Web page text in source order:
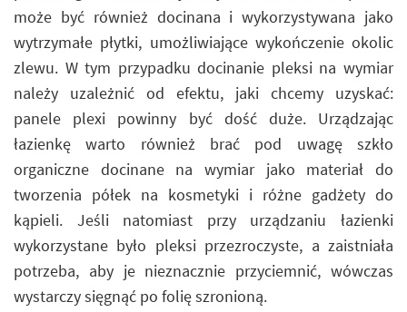
może być również docinana i wykorzystywana jako
wytrzymałe płytki, umożliwiające wykończenie okolic
zlewu. W tym przypadku docinanie pleksi na wymiar
należy uzależnić od efektu, jaki chcemy uzyskać:
panele plexi powinny być dość duże. Urządzając
łazienkę warto również brać pod uwagę szkło
organiczne docinane na wymiar jako materiał do
tworzenia półek na kosmetyki i różne gadżety do
kąpieli. Jeśli natomiast przy urządzaniu łazienki
wykorzystane było pleksi przezroczyste, a zaistniała
potrzeba, aby je nieznacznie przyciemnić, wówczas
wystarczy sięgnąć po folię szronioną.